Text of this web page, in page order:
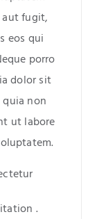
fugit,
eos qui
porro
dolor sit
non
ut labore
.